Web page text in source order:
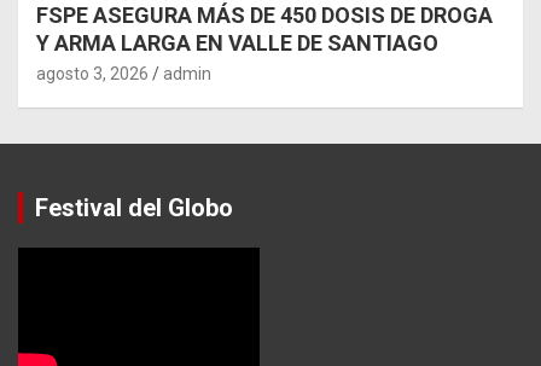
FSPE ASEGURA MÁS DE 450 DOSIS DE DROGA
Y ARMA LARGA EN VALLE DE SANTIAGO
agosto 3, 2026 admin
Festival del Globo